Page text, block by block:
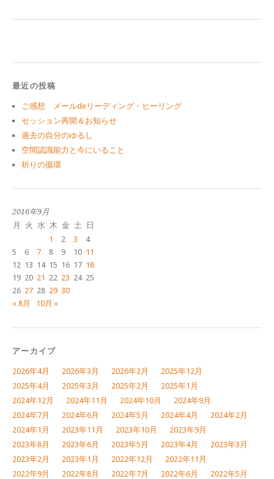
最近の投稿
ご感想 メールdeリーディング・ヒーリング
セッション再開＆お知らせ
過去の自分のゆるし
空間認識能力と今にいること
祈りの循環
2016年9月
月
火 水 木 金 土
日
1
2 3
4
5
6 7 8 9 10 11
12 13 14 15 16 17 18
19 20 21 22 23 24 25
26 27 28 29 30
« 8月
10月 »
アーカイブ
2026年4月 2026年3月 2026年2月
2025年12月
2025年4月
2025年3月 2025年2月
2025年1月
2024年12月
2024年11月 2024年10月
2024年9月
2024年7月
2024年6月 2024年5月 2024年4月
2024年2月
2024年1月
2023年11月 2023年10月
2023年9月
2023年8月
2023年6月 2023年5月 2023年4月
2023年3月
2023年2月
2023年1月 2022年12月
2022年11月
2022年9月
2022年8月 2022年7月 2022年6月
2022年5月